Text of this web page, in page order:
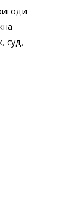
ai
l
, суд,